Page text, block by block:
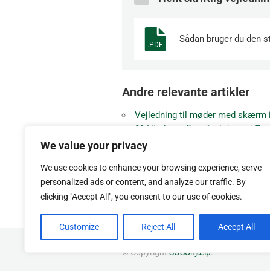
We value your privacy
We use cookies to enhance your browsing experience, serve
personalized ads or content, and analyze our traffic. By
clicking "Accept All", you consent to our use of cookies.
Customize Reject All Accept All
.PDF
Sådan bruger du den
Andre relevante artikler
Vejledning til møder med skærm
09 Hjælp og flere funktioner i
08 Sådan skifter du mellem
07 Sådan bruger du
05 Sådan arbejder du med filer i
04 Sådan starter du og svarer på
© Copyright SOSUhjælp.